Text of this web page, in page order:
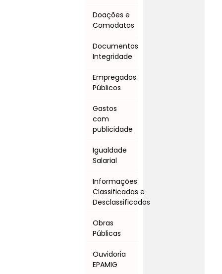
Doações e
Comodatos
Documentos
Integridade
Empregados
Públicos
Gastos
com
publicidade
Igualdade
Salarial
Informações
Classificadas e
Desclassificadas
Obras
Públicas
Ouvidoria
EPAMIG